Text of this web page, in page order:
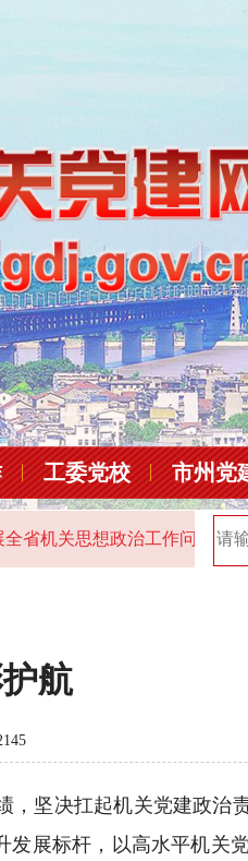
工委党校 市州党
想政治工作问卷调查的通知
航
坚决扛起机关党建政治
展标杆，以高水平机关